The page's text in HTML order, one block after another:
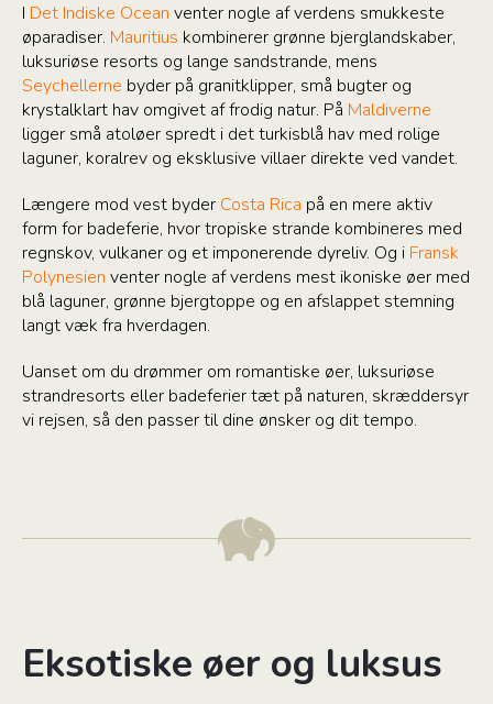
I Det Indiske Ocean venter nogle af verdens smukkeste
øparadiser. Mauritius kombinerer grønne bjerglandskaber,
luksuriøse resorts og lange sandstrande, mens
Seychellerne byder på granitklipper, små bugter og
krystalklart hav omgivet af frodig natur. På Maldiverne
ligger små atoløer spredt i det turkisblå hav med rolige
laguner, koralrev og eksklusive villaer direkte ved vandet.
Længere mod vest byder Costa Rica på en mere aktiv
form for badeferie, hvor tropiske strande kombineres med
regnskov, vulkaner og et imponerende dyreliv. Og i Fransk
Polynesien venter nogle af verdens mest ikoniske øer med
blå laguner, grønne bjergtoppe og en afslappet stemning
langt væk fra hverdagen.
Uanset om du drømmer om romantiske øer, luksuriøse
strandresorts eller badeferier tæt på naturen, skræddersyr
vi rejsen, så den passer til dine ønsker og dit tempo.
Eksotiske øer og luksus